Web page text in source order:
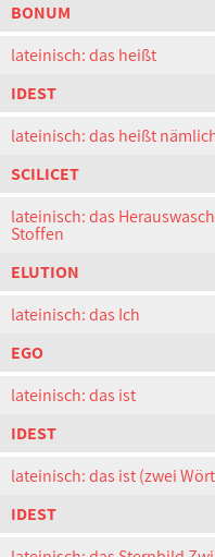
BONUM
lateinisch: das heißt
IDEST
lateinisch: das heißt
SCILICET
lateinisch: das
Stoffen
ELUTION
lateinisch: das Ich
EGO
lateinisch: das ist
IDEST
lateinisch: das ist (zwei
IDEST